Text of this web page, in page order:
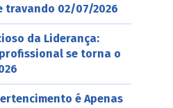
travando 02/07/2026
da Liderança:
se torna o
é Apenas